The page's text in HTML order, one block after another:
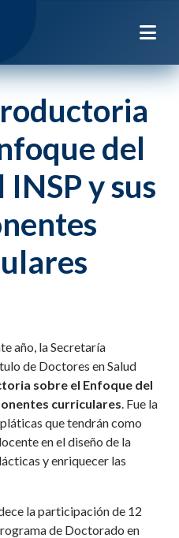
del
y sus
año, la Secretaría
de Doctores en Salud
sobre el Enfoque del
curriculares. Fue la
que tendrán como
en el diseño de la
y enriquecer las
la participación de 12
de Doctorado en